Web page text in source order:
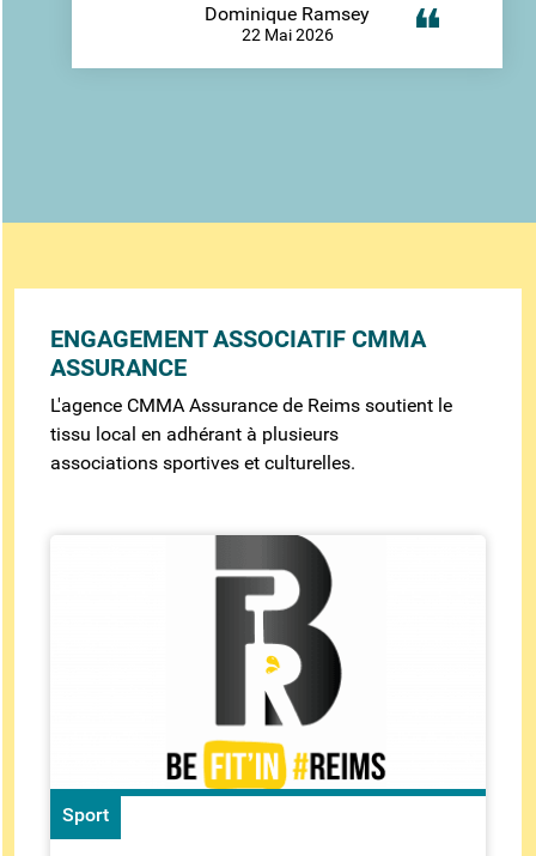
Martin Bienvenu Okogna onze
Dominique Ramsey
22 Mai 2026
ENGAGEMENT ASSOCIATIF CMMA
ASSURANCE
L'agence CMMA Assurance de Reims soutient le
tissu local en adhérant à plusieurs
associations sportives et culturelles.
Sport